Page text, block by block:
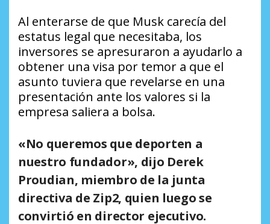
Al enterarse de que Musk carecía del
estatus legal que necesitaba, los
inversores se apresuraron a ayudarlo a
obtener una visa por temor a que el
asunto tuviera que revelarse en una
presentación ante los valores si la
empresa saliera a bolsa.
«No queremos que deporten a
nuestro fundador», dijo Derek
Proudian, miembro de la junta
directiva de Zip2, quien luego se
convirtió en director ejecutivo.